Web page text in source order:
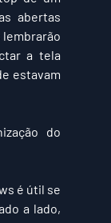
abertas
a tela
estavam
do
é útil se
a lado,